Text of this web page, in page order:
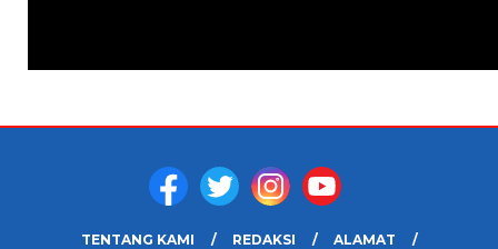
TENTANG KAMI REDAKSI
ALAMAT